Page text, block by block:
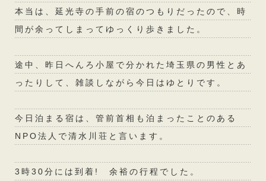
本当は、延光寺の手前の宿のつもりだったので、時
間が余ってしまってゆっくり歩きました。
途中、昨日へんろ小屋で分かれた埼玉県の男性とあ
ったりして、雑談しながら今日はゆとりです。
今日泊まる宿は、管前首相も泊まったことのある
NPO法人で清水川荘と言います。
3時30分には到着! 余裕の行程でした。